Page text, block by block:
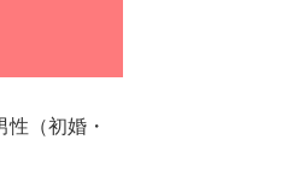
（初婚・